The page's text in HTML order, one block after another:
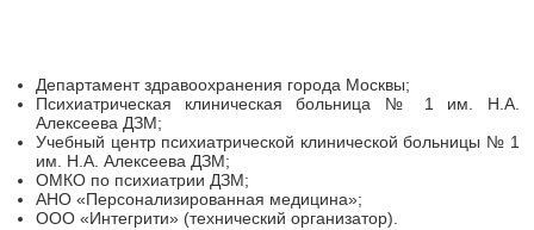
Департамент здравоохранения города Москвы;
Психиатрическая клиническая больница № 1 им. Н.А.
Алексеева ДЗМ;
Учебный центр психиатрической клинической больницы № 1
им. Н.А. Алексеева ДЗМ;
ОМКО по психиатрии ДЗМ;
АНО «Персонализированная медицина»;
ООО «Интегрити» (технический организатор).